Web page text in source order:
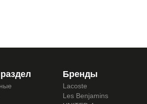
Бренды
Lacoste
Les Benjamins